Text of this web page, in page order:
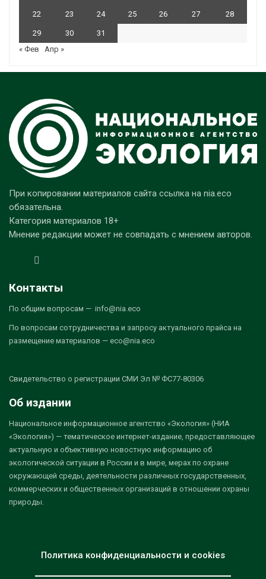
22 23 24 25 26 27 28
29 30
31
« Фев
Апр »
При копировании материалов сайта ссылка на nia.eco
обязательна.
Категория материалов 18+
Мнение редакции может не совпадать с мнением авторов.
Контакты
По общим вопросам — info@nia.eco
По вопросам сотрудничества и запросу актуального прайса на
размещение материалов — eco@nia.eco
Свидетельство о регистрации СМИ Эл № ФС77-80306
Об издании
Национальное информационное агентство «Экология» (НИА
«Экология») — тематическое интернет-издание, предоставляющее
актуальную и объективную новостную информацию об
экологической ситуации в России и в мире, мерах по охране
окружающей среды, деятельности различных государственных,
коммерческих и общественных организаций в отношении охраны
природы.
Политика конфиденциальности и cookies